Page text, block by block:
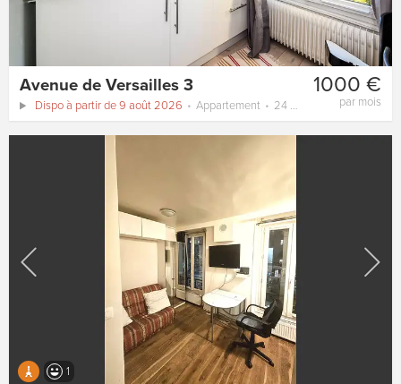
1000 €
par mois
Avenue de Versailles 3
Dispo à partir de 9 août 2026 Appartement 24 m²
1